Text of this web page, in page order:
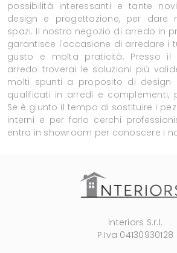
possibilità interessanti e tante
design e progettazione, per dare
spazi. Il nostro negozio di arredo in
garantisce l'occasione di arredare i
gusto e molta praticità. Presso il
arredo troverai le soluzioni più
molti spunti a proposito di design
qualificati in arredi e complementi,
Se è giunto il tempo di sostituire i
interni e per farlo cerchi
entra in showroom per conoscere i
Interiors S.r.l.
P.Iva 04130930128